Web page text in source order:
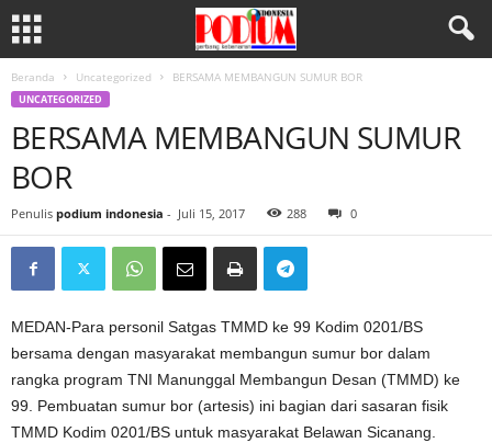
Beranda Uncategorized BERSAMA MEMBANGUN SUMUR BOR
UNCATEGORIZED
BERSAMA MEMBANGUN SUMUR
BOR
Penulis podium indonesia - Juli 15, 2017 288 0
MEDAN-Para personil Satgas TMMD ke 99 Kodim 0201/BS
bersama dengan masyarakat membangun sumur bor dalam
rangka program TNI Manunggal Membangun Desan (TMMD) ke
99. Pembuatan sumur bor (artesis) ini bagian dari sasaran fisik
TMMD Kodim 0201/BS untuk masyarakat Belawan Sicanang.